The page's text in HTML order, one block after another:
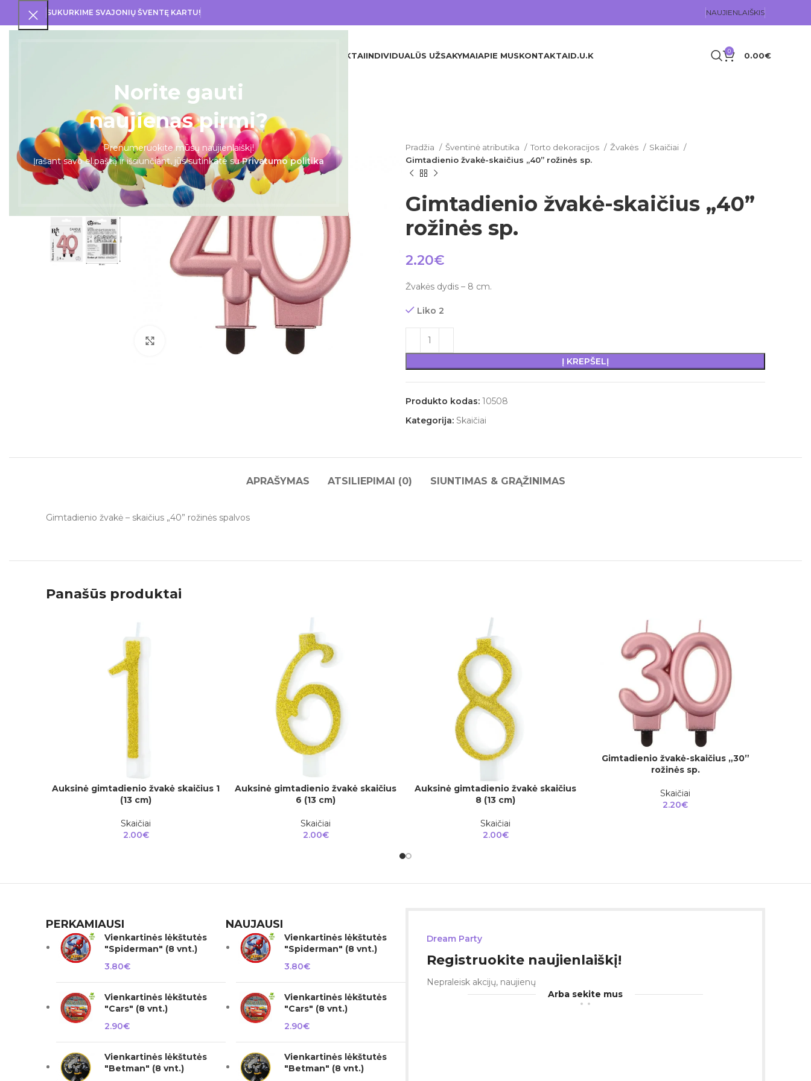
Norite gauti
naujienas pirmi?
Prenumeruokite mūsų naujienlaiškį!
Įrašant savo el.paštą ir išsiunčiant, jūs sutinkate suPrivatumo politika
SUKURKIME SVAJONIŲ ŠVENTĘ KARTU! NAUJIENLAIŠKIS
VISI PRODUKTAIINDIVIDUALŪS UŽSAKYMAIAPIE MUSKONTAKTAID.U.K 0 0.00€
Click to enlarge
Pradžia Šventinė atributika Torto dekoracijos Žvakės
Skaičiai
Gimtadienio žvakė-skaičius „40” rožinės sp.
Gimtadienio žvakė-skaičius „40”
rožinės sp.
2.20€
Žvakės dydis – 8 cm.
Liko 2
Į KREPŠELĮ
Produkto kodas: 10508
Kategorija: Skaičiai
APRAŠYMAS ATSILIEPIMAI (0) SIUNTIMAS & GRĄŽINIMAS
Gimtadienio žvakė – skaičius „40” rožinės spalvos
Panašūs produktai
Į KREPŠELĮ
Auksinė gimtadienio žvakė skaičius 1
(13 cm)
Skaičiai
2.00€
Į KREPŠELĮ
Auksinė gimtadienio žvakė skaičius
6 (13 cm)
Skaičiai
2.00€
Į KREPŠELĮ
Auksinė gimtadienio žvakė skaičius
8 (13 cm)
Skaičiai
2.00€
Į KREPŠELĮ
Gimtadienio žvakė-skaičius „30”
rožinės sp.
Skaičiai
2.20€
PERKAMIAUSI
Vienkartinės lėkštutės
"Spiderman" (8 vnt.)
3.80€
Vienkartinės lėkštutės
"Cars" (8 vnt.)
2.90€
Vienkartinės lėkštutės
"Betman" (8 vnt.)
NAUJAUSI
Vienkartinės lėkštutės
"Spiderman" (8 vnt.)
3.80€
Vienkartinės lėkštutės
"Cars" (8 vnt.)
2.90€
Vienkartinės lėkštutės
"Betman" (8 vnt.)
Dream Party
Registruokite naujienlaiškį!
Nepraleisk akcijų, naujienų
Arba sekite mus